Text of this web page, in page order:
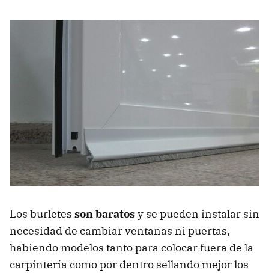
Los burletes son baratosy se pueden instalar sin
necesidad de cambiar ventanas ni puertas,
habiendo modelos tanto para colocar fuera de la
carpintería como por dentro sellando mejor los